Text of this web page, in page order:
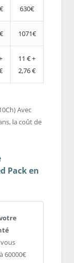
630€
1071€
11 € +
2,76 €
Avec
la coût de
Pack en
60000€